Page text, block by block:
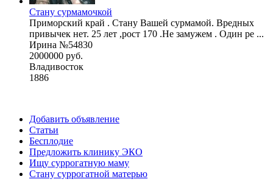
Стану сурмамочкой
Приморский край . Стану Вашей сурмамой. Вредных
привычек нет. 25 лет ,рост 170 .Не замужем . Один ре ...
Ирина №54830
2000000 руб.
Владивосток
1886
Добавить объявление
Статьи
Бесплодие
Предложить клинику ЭКО
Ищу суррогатную маму
Стану суррогатной матерью